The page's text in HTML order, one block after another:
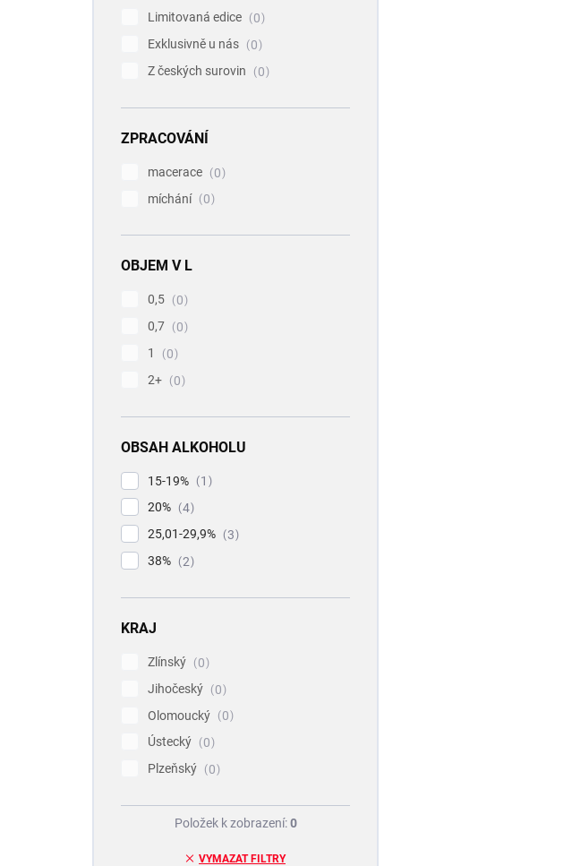
Limitovaná edice
0
Exklusivně u nás
0
Z českých surovin
0
ZPRACOVÁNÍ
macerace
0
míchání
0
OBJEM V L
0,5
0
0,7
0
1
0
2+
0
OBSAH ALKOHOLU
15-19%
1
20%
4
25,01-29,9%
3
38%
2
KRAJ
Zlínský
0
Jihočeský
0
Olomoucký
0
Ústecký
0
Plzeňský
0
VYMAZAT FILTRY
Položek k zobrazení:0